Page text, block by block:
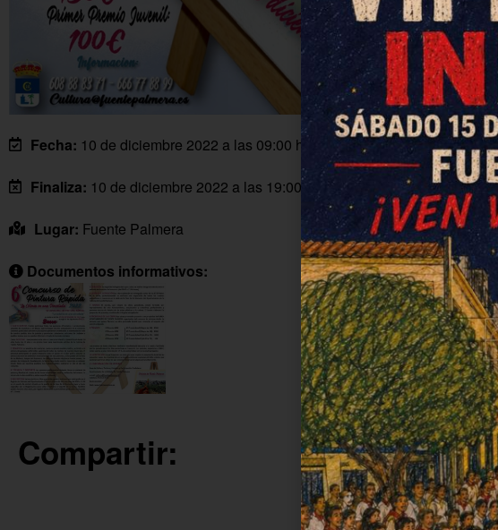
Fecha: 10 de diciembre 2022 a las 09:00 horas
Finaliza: 10 de diciembre 2022 a las 19:00 horas
Lugar: Fuente Palmera
Documentos informativos:
Compartir: